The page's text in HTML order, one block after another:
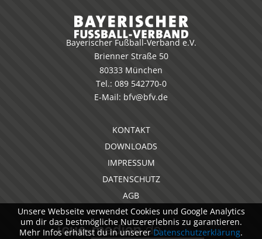
Bayerischer Fußball-Verband e.V.
Brienner Straße 50
80333 München
Tel.: 089 542770-0
E-Mail: bfv@bfv.de
KONTAKT
DOWNLOADS
IMPRESSUM
DATENSCHUTZ
AGB
Unsere Webseite verwendet Cookies und Google Analytics
um dir das bestmögliche Nutzererlebnis zu garantieren.
Mehr Infos erhältst du in unsererDatenschutzerklärung.